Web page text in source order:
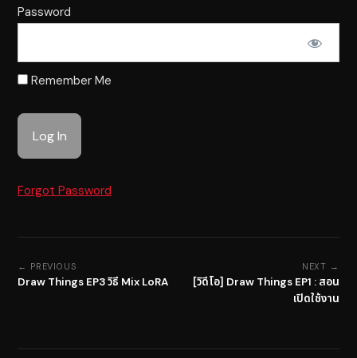
Password
Remember Me
Forgot Password
← PREVIOUS
Draw Things EP3 วิธี Mix LoRA
NEXT →
[วิดีโอ] Draw Things EP1 : สอน
เปิดใช้งาน